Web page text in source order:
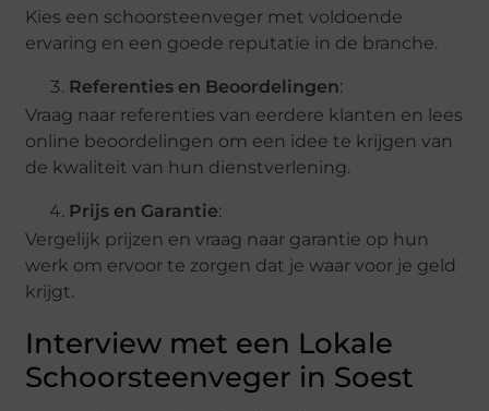
Kies een schoorsteenveger met voldoende
ervaring en een goede reputatie in de branche.
Referenties en Beoordelingen:
Vraag naar referenties van eerdere klanten en lees
online beoordelingen om een idee te krijgen van
de kwaliteit van hun dienstverlening.
Prijs en Garantie:
Vergelijk prijzen en vraag naar garantie op hun
werk om ervoor te zorgen dat je waar voor je geld
krijgt.
Interview met een Lokale
Schoorsteenveger in Soest